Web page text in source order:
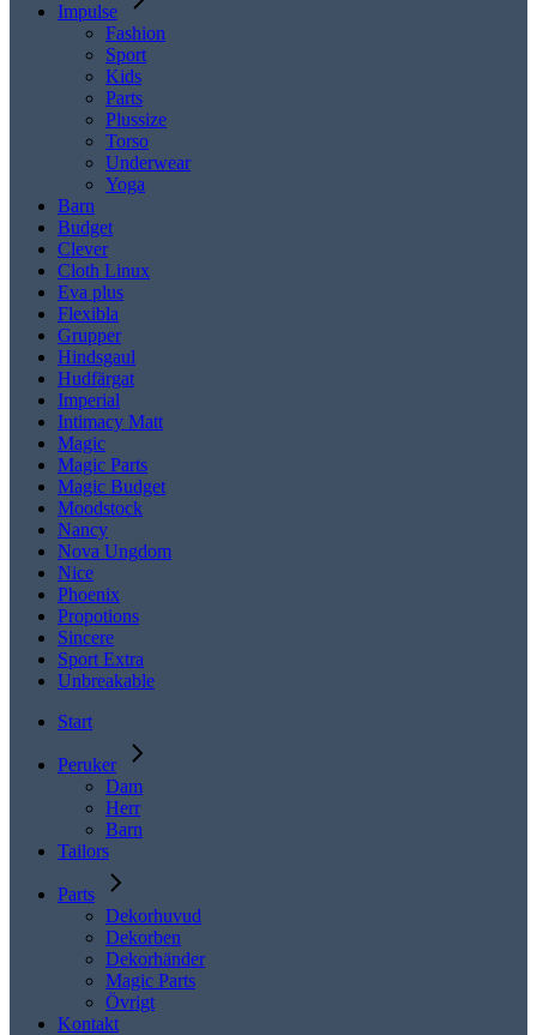
Impulse
Fashion
Sport
Kids
Parts
Plussize
Torso
Underwear
Yoga
Barn
Budget
Clever
Cloth Linux
Eva plus
Flexibla
Grupper
Hindsgaul
Hudfärgat
Imperial
Intimacy Matt
Magic
Magic Parts
Magic Budget
Moodstock
Nancy
Nova Ungdom
Nice
Phoenix
Propotions
Sincere
Sport Extra
Unbreakable
Start
Peruker
Dam
Herr
Barn
Tailors
Parts
Dekorhuvud
Dekorben
Dekorhänder
Magic Parts
Övrigt
Kontakt